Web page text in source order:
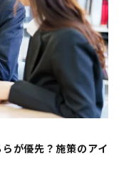
が優先？施策のアイ